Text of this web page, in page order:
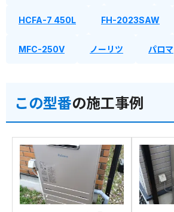
HCFA-7 450L FH-2023SAW
MFC-250V ノーリツ パロマ
この型番の施工事例